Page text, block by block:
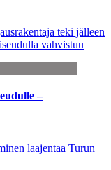
teki jälleen
vahvistuu
–
laajentaa Turun